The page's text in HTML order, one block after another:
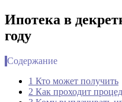
Ипотека в
году
Содержание
1 Кто может получить
2 Как проходит